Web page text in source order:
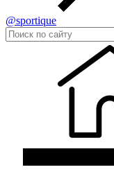
@sportique